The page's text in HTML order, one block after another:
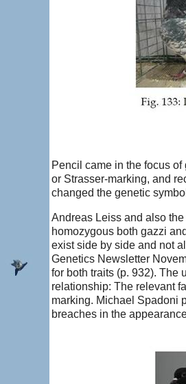
Pencil came in the focus
or Strasser-marking, and
changed the genetic
Andreas Leiss and also
homozygous both gazzi
exist side by side and not
Genetics Newsletter
for both traits (p. 932). The
relationship: The relevant
marking. Michael Spadoni
breaches in the